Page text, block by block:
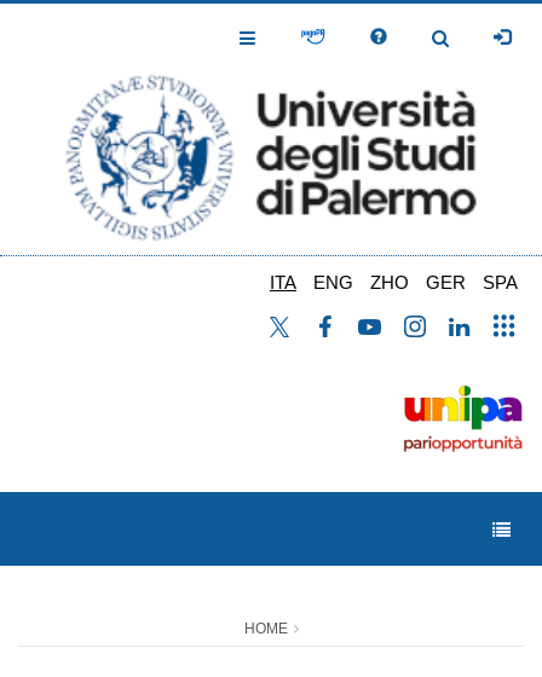
Toggle
Toggle
ITA ENG ZHO GER SPA
HOME